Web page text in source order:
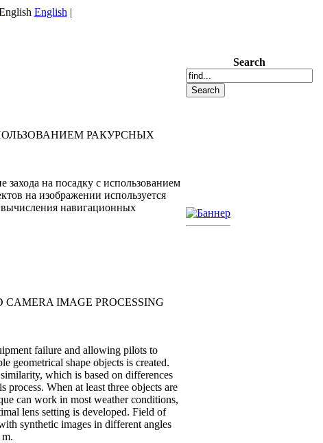
English |
РАКУРСНЫХ
захода на посадку с использованием
на изображении используется
навигационных
IMAGE PROCESSING
failure and allowing pilots to
geometrical shape objects is created.
which is based on differences
When at least three objects are
can work in most weather conditions,
lens setting is developed. Field of
synthetic images in different angles
Search